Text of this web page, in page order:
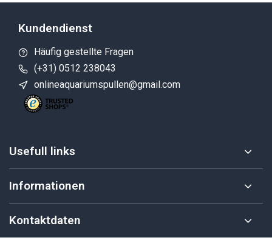
Kundendienst
Häufig gestellte Fragen
(+31) 0512 238043
onlineaquariumspullen@gmail.com
Usefull links
Informationen
Kontaktdaten